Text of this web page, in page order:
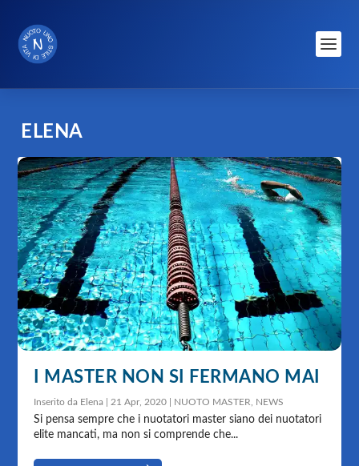
ELENA
I MASTER NON SI FERMANO MAI
Inserito da Elena 21 Apr, 2020 NUOTO MASTER NEWS
Si pensa sempre che i nuotatori master siano dei nuotatori
elite mancati, ma non si comprende che...